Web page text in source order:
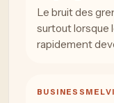
Le bruit des
surtout lorsque
rapidement
BUSINESS